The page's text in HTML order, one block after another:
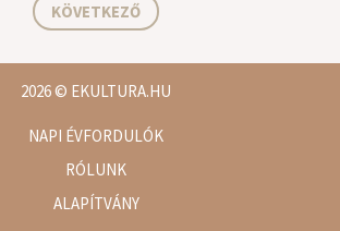
KÖVETKEZŐ
2026© EKULTURA.HU
NAPI ÉVFORDULÓK
RÓLUNK
ALAPÍTVÁNY